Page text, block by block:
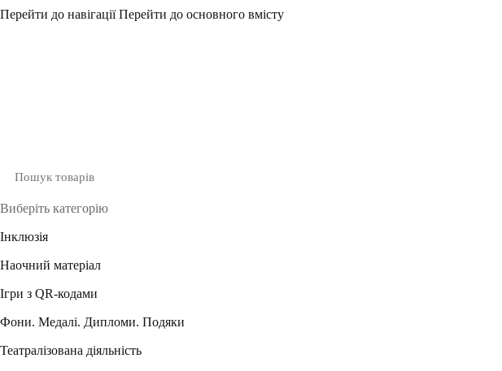
Перейти до навігаціїПерейти до основного вмісту
Виберіть категорію
Інклюзія
Наочний матеріал
Ігри з QR-кодами
Фони. Медалі. Дипломи. Подяки
Театралізована діяльність